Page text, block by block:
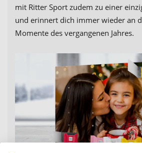
mit Ritter Sport zudem zu einer
und erinnert dich immer wieder an
Momente des vergangenen Jahres.